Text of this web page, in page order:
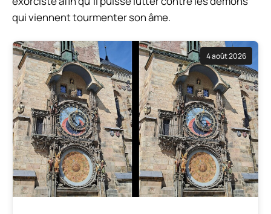
qui viennent tourmenter son âme.
4 août 2026